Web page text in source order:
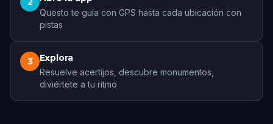
Questo te guía con GPS hasta cada ubicación con
pistas
3 Explora
Resuelve acertijos, descubre monumentos,
diviértete a tu ritmo